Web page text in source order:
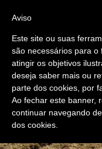
Home/ Sanskritforum/
Hindu
Aviso
Este site ou suas
são necessários para o
atingir os objetivos
deseja saber mais ou
parte dos cookies, por
Ao fechar este banner,
continuar navegando
dos cookies.